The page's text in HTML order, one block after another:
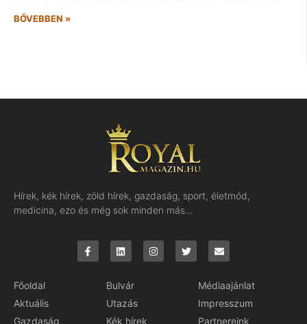
BŐVEBBEN »
Hírek, kék hírek, zöld hírek, gazdaság, sport, életmód,
medicina, ezo és még sok minden más…
Főoldal
Aktuális
Gazdaság
Bulvár
Utazás
Kék hírek
Médiaajánlat
Impresszum
Partnereink